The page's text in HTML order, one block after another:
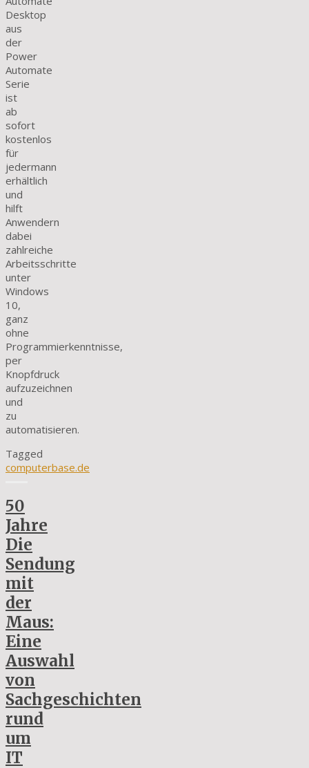
Desktop
aus
der
Power
Automate
Serie
ist
ab
sofort
kostenlos
für
jedermann
erhältlich
und
hilft
Anwendern
dabei
zahlreiche
Arbeitsschritte
unter
Windows
10,
ganz
ohne
Programmierkenntnisse,
per
Knopfdruck
aufzuzeichnen
und
zu
automatisieren.
Tagged
computerbase.de
50
Jahre
Die
Sendung
mit
der
Maus:
Eine
Auswahl
von
Sachgeschichten
rund
um
IT